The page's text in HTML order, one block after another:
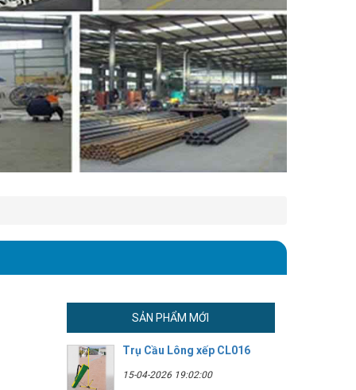
SẢN PHẨM MỚI
Trụ Cầu Lông xếp CL016
15-04-2026 19:02:00